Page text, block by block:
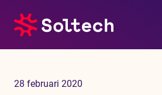
28 februari 2020